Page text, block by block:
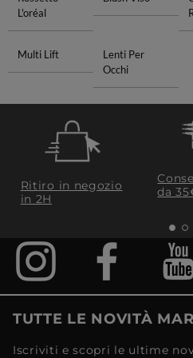
L'oréal
Multi Lift
Lenti Per
Occhi
Ritiro in negozio
in 2H
da
TUTTE LE NOVITÀ
Iscriviti e scopri le ultime